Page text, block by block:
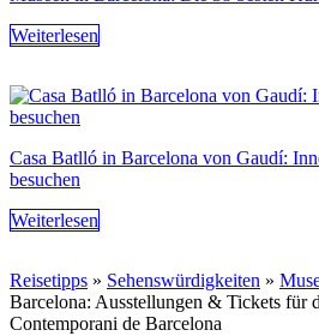
Weiterlesen
Casa Batlló in Barcelona von Gaudí:
besuchen
Weiterlesen
Reisetipps » Sehenswürdigkeiten »
Barcelona: Ausstellungen & Tickets für
Contemporani de Barcelona